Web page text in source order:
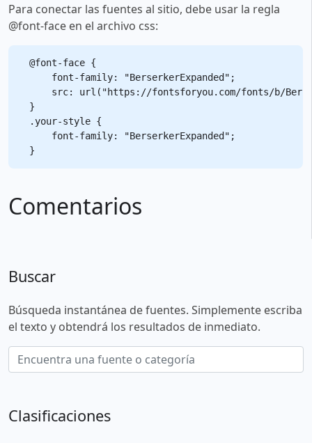
Para conectar las fuentes al sitio, debe usar la regla
@font-face en el archivo css:
@font-face {
    font-family: "BerserkerExpanded";
src: url("https://fontsforyou.com/fonts/b/
}
.your-style {
    font-family: "BerserkerExpanded";
Comentarios
Buscar
Búsqueda instantánea de fuentes. Simplemente escriba
el texto y obtendrá los resultados de inmediato.
Clasificaciones